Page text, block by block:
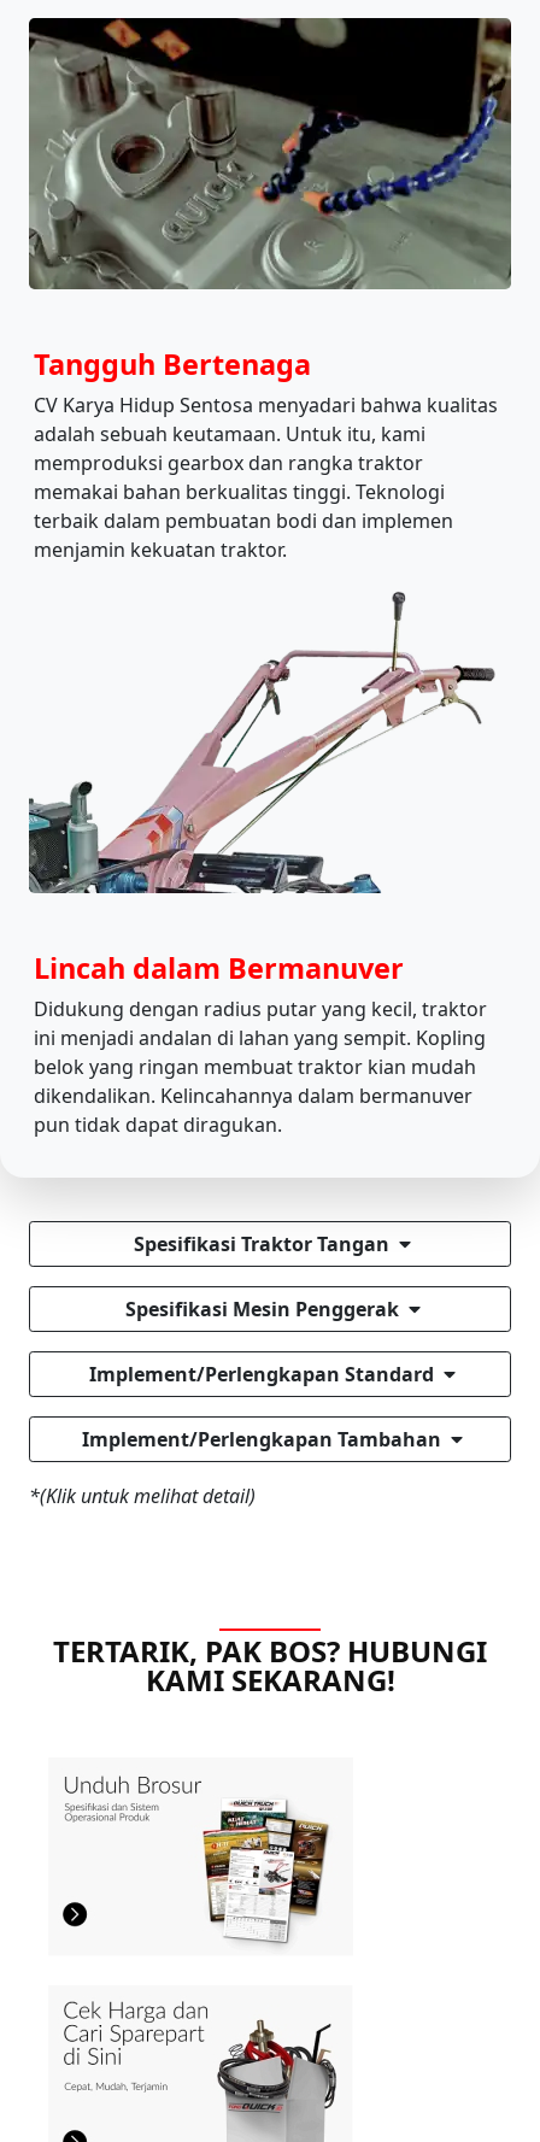
Tangguh Bertenaga
CV Karya Hidup Sentosa menyadari bahwa kualitas
adalah sebuah keutamaan. Untuk itu, kami
memproduksi gearbox dan rangka traktor
memakai bahan berkualitas tinggi. Teknologi
terbaik dalam pembuatan bodi dan implemen
menjamin kekuatan traktor.
Lincah dalam Bermanuver
Didukung dengan radius putar yang kecil, traktor
ini menjadi andalan di lahan yang sempit. Kopling
belok yang ringan membuat traktor kian mudah
dikendalikan. Kelincahannya dalam bermanuver
pun tidak dapat diragukan.
Spesifikasi Traktor Tangan
Spesifikasi Mesin Penggerak
Implement/Perlengkapan Standard
Implement/Perlengkapan Tambahan
*(Klik untuk melihat detail)
TERTARIK, PAK BOS? HUBUNGI
KAMI SEKARANG!